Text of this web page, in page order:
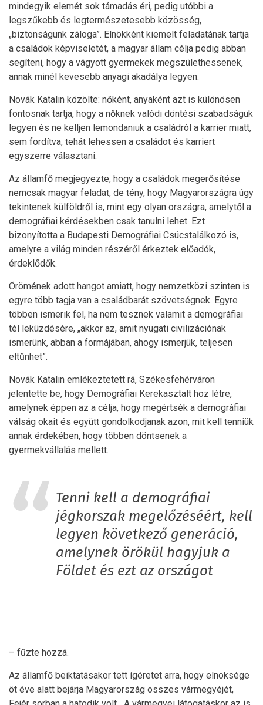
mindegyik elemét sok támadás éri, pedig utóbbi a
legszűkebb és legtermészetesebb közösség,
„biztonságunk záloga”. Elnökként kiemelt feladatának tartja
a családok képviseletét, a magyar állam célja pedig abban
segíteni, hogy a vágyott gyermekek megszülethessenek,
annak minél kevesebb anyagi akadálya legyen.
Novák Katalin közölte: nőként, anyaként azt is különösen
fontosnak tartja, hogy a nőknek valódi döntési szabadságuk
legyen és ne kelljen lemondaniuk a családról a karrier miatt,
sem fordítva, tehát lehessen a családot és karriert
egyszerre választani.
Az államfő megjegyezte, hogy a családok megerősítése
nemcsak magyar feladat, de tény, hogy Magyarországra úgy
tekintenek külföldről is, mint egy olyan országra, amelytől a
demográfiai kérdésekben csak tanulni lehet. Ezt
bizonyította a Budapesti Demográfiai Csúcstalálkozó is,
amelyre a világ minden részéről érkeztek előadók,
érdeklődők.
Örömének adott hangot amiatt, hogy nemzetközi szinten is
egyre több tagja van a családbarát szövetségnek. Egyre
többen ismerik fel, ha nem tesznek valamit a demográfiai
tél leküzdésére, „akkor az, amit nyugati civilizációnak
ismerünk, abban a formájában, ahogy ismerjük, teljesen
eltűnhet”.
Novák Katalin emlékeztetett rá, Székesfehérváron
jelentette be, hogy Demográfiai Kerekasztalt hoz létre,
amelynek éppen az a célja, hogy megértsék a demográfiai
válság okait és együtt gondolkodjanak azon, mit kell tenniük
annak érdekében, hogy többen döntsenek a
gyermekvállalás mellett.
Tenni kell a demográfiai
jégkorszak megelőzéséért, kell
legyen következő generáció,
amelynek örökül hagyjuk a
Földet és ezt az országot
– fűzte hozzá.
Az államfő beiktatásakor tett ígéretet arra, hogy elnöksége
öt éve alatt bejárja Magyarország összes vármegyéjét,